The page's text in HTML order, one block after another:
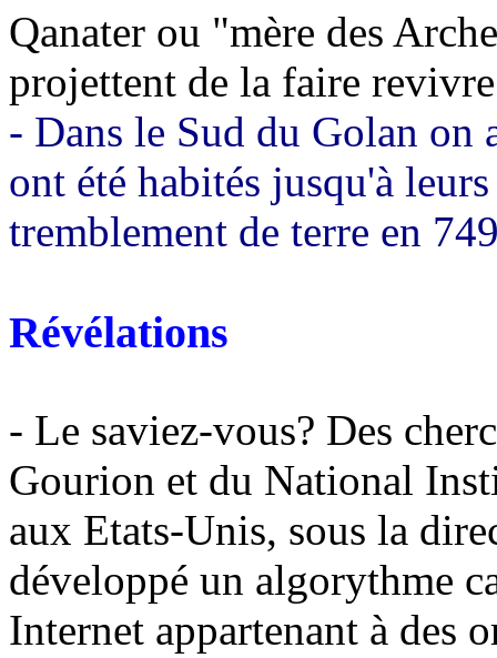
Qanater ou "mère des
projettent de la faire
- Dans le Sud du Golan
ont été habités jusqu'à
tremblement de terre en
Révélations
- Le saviez-vous? Des
Gourion et du National
aux Etats-Unis, sous la
développé un algorythme
Internet appartenant à des